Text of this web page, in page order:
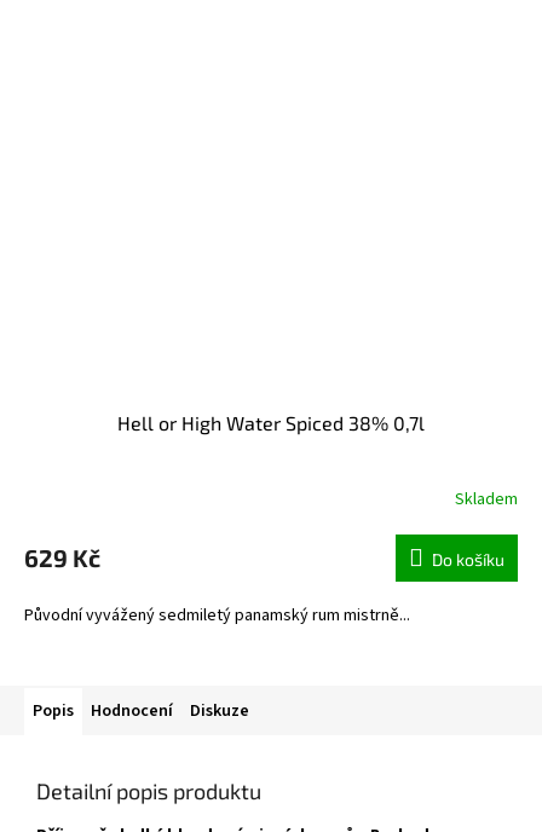
Hell or High Water Spiced 38% 0,7l
Skladem
629 Kč Do košíku
Původní vyvážený sedmiletý panamský rum mistrně...
Popis Hodnocení Diskuze
Detailní popis produktu